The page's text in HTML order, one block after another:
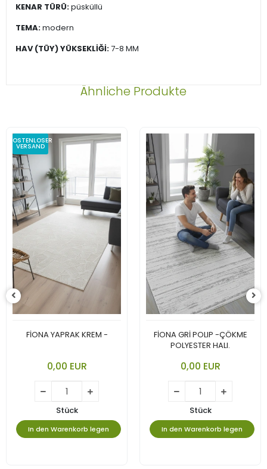
KENAR TÜRÜ:püsküllü
TEMA:modern
HAV (TÜY) YÜKSEKLİĞİ:7-8 MM
Ähnliche Produkte
KOSTENLOSER
VERSAND
FİONA YAPRAK KREM -
0,00 EUR
Stück
In den Warenkorb legen
FİONA GRİ POLIP -ÇÖKME
POLYESTER HALI.
0,00 EUR
Stück
In den Warenkorb legen